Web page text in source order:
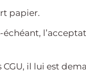
papier.
il lui est